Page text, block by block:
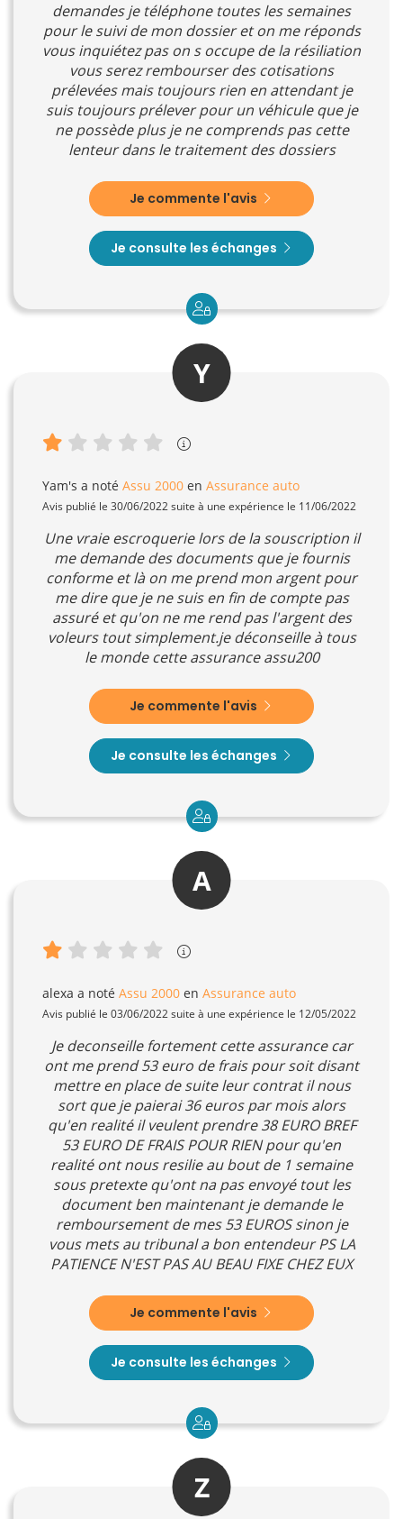
demandes je téléphone toutes les semaines
pour le suivi de mon dossier et on me réponds
vous inquiétez pas on s occupe de la résiliation
vous serez rembourser des cotisations
prélevées mais toujours rien en attendant je
suis toujours prélever pour un véhicule que je
ne possède plus je ne comprends pas cette
lenteur dans le traitement des dossiers
Je commente l'avis
Je consulte les échanges
Y
Yam's a noté Assu 2000 en Assurance auto
Avis publié le 30/06/2022 suite à une expérience le 11/06/2022
Une vraie escroquerie lors de la souscription il
me demande des documents que je fournis
conforme et là on me prend mon argent pour
me dire que je ne suis en fin de compte pas
assuré et qu'on ne me rend pas l'argent des
voleurs tout simplement.je déconseille à tous
le monde cette assurance assu200
Je commente l'avis
Je consulte les échanges
A
alexa a noté Assu 2000 en Assurance auto
Avis publié le 03/06/2022 suite à une expérience le 12/05/2022
Je deconseille fortement cette assurance car
ont me prend 53 euro de frais pour soit disant
mettre en place de suite leur contrat il nous
sort que je paierai 36 euros par mois alors
qu'en realité il veulent prendre 38 EURO BREF
53 EURO DE FRAIS POUR RIEN pour qu'en
realité ont nous resilie au bout de 1 semaine
sous pretexte qu'ont na pas envoyé tout les
document ben maintenant je demande le
remboursement de mes 53 EUROS sinon je
vous mets au tribunal a bon entendeur PS LA
PATIENCE N'EST PAS AU BEAU FIXE CHEZ EUX
Je commente l'avis
Je consulte les échanges
Z